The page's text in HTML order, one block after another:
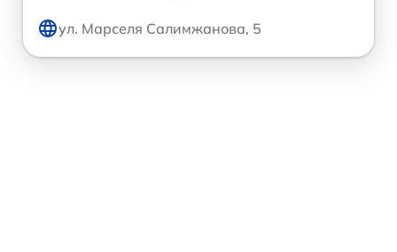
ул. Марселя Салимжанова, 5